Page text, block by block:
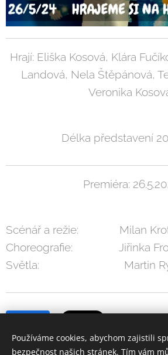
Hrají: Eliška Kosová, Klára
Landová, Nela Štěpánová,
Veronika
Délka představení
Premiéra:
Scénář a režie: Milan
Choreografie: Jiřinka
Světla: Martin
Používáme cookies, abychom zajistili
bezpečnost našich stránek. Tím vám